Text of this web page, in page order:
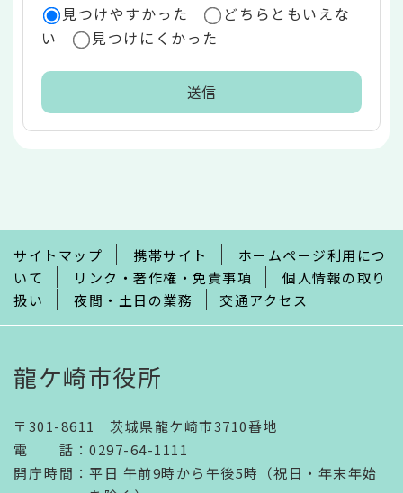
見つけやすかった
どちらともいえな
い
見つけにくかった
で
サイトマップ 携帯サイト
ホームページ利用につ
いて
リンク・著作権・免責事項
個人情報の取り
扱い
夜間・土日の業務 交通アクセス
龍ケ崎市役所
〒301-8611 茨城県龍ケ崎市3710番地
電話 ： 0297-64-1111
開庁時間 ： 平日 午前9時から午後5時（祝日・年末年始